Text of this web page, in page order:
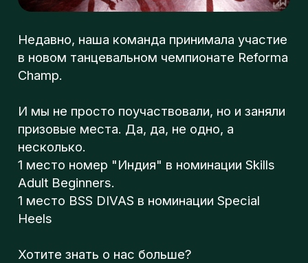
И мы не просто поучаствовали, но и заняли
несколько.
1 место номер "Индия" в номинации Skills
Adult Beginners.
1 место BSS DIVAS в номинации Special
Хотите знать о нас больше?
Подписывайтесь на нас и будьте в курсе
того, что грядёт
Vk:
https://vk.com/beatsoulstep
Instagram:
https://www.instagram.com/beatsoulstep/
TikTok:
https://www.tiktok.com/@beatsoulstep?
Beat Soul Step - Школа танцев в Москве